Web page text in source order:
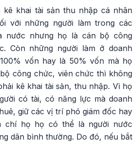
kê khai tài sản thu nhập cá nhân
với những người làm trong các
nước nhưng họ là cán bộ công
Còn những người làm ở doanh
vốn hay là 50% vốn mà họ
công chức, viên chức thì không
kê khai tài sản, thu nhập. Vì họ
có tài, có năng lực mà doanh
giữ các vị trí phó giám đốc hay
chí họ họ có thể là người nước
dân bình thường. Do đó, nếu bắt